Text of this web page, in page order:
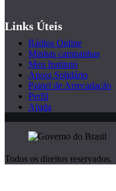
Links Úteis
Rádios Online
Minhas campanhas
Meu Instituto
Apoio Solidário
Painel de Arrecadação
Perfil
Ajuda
Todos os direitos reservados.